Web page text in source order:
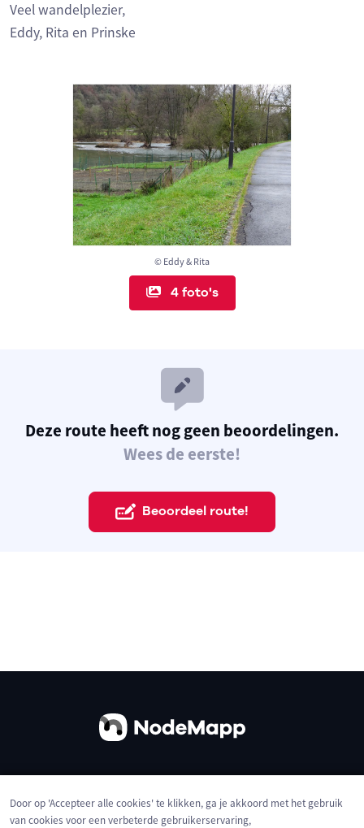
© Eddy & Rita
4 foto's
Veel wandelplezier,
Eddy, Rita en Prinske
Deze route heeft nog geen beoordelingen.
Wees de eerste!
Beoordeel route!
Privacybeleid Cookies
Door op 'Accepteer alle cookies' te klikken, ga je akkoord met het gebruik
van cookies voor een verbeterde gebruikerservaring,